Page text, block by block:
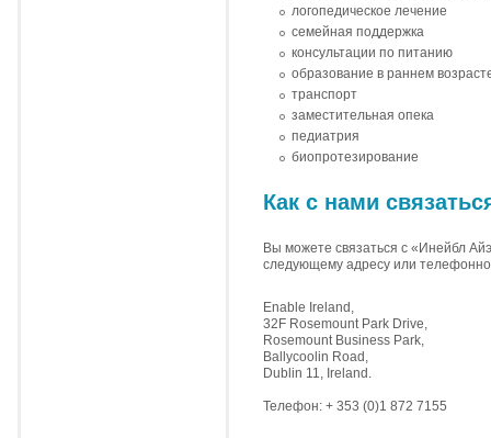
логопедическое лечение
семейная поддержка
консультации по питанию
образование в раннем
транспорт
заместительная опека
педиатрия
биопротезирование
Как с нами
Вы можете связаться с «Инейбл
следующему адресу или
Enable Ireland,
32F Rosemount Park Drive,
Rosemount Business Park,
Ballycoolin Road,
Dublin 11, Ireland.
Телефон: + 353 (0)1 872 7155